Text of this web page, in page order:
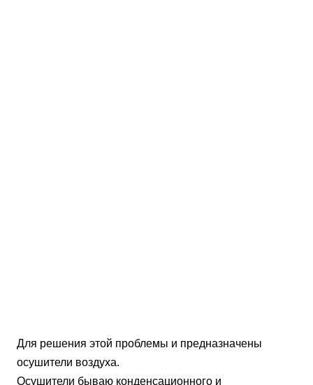
Для решения этой проблемы и предназначены
осушители воздуха.
Осушители бываю конденсационного и